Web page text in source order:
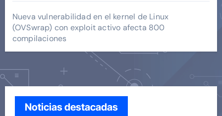
Nueva vulnerabilidad en el kernel de Linux
(OVSwrap) con exploit activo afecta 800
compilaciones
Noticias destacadas